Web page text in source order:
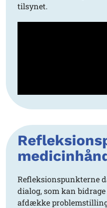
tilsynet.
Refleksionspunkterne
dialog, som kan
afdække